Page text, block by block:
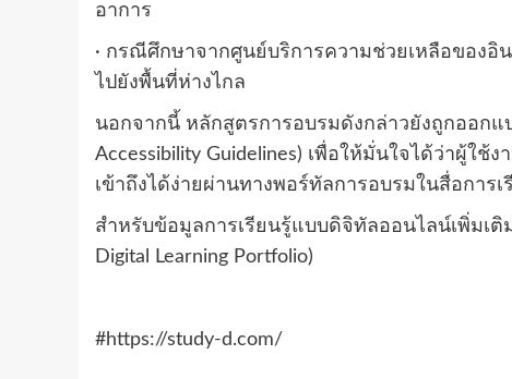
อาการ
· กรณีศึกษาจากศูนย์บริการความช่วยเหลือของอิ
ไปยังพื้นที่ห่างไกล
นอกจากนี้ หลักสูตรการอบรมดังกล่าวยังถูกออกแ
Accessibility Guidelines) เพื่อให้มั่นใจได้ว่าผู้ใ
เข้าถึงได้ง่ายผ่านทางพอร์ทัลการอบรมในสื่อการ
สำหรับข้อมูลการเรียนรู้แบบดิจิทัลออนไลน์เพิ่มเติ
Digital Learning Portfolio)
#https://study-d.com/